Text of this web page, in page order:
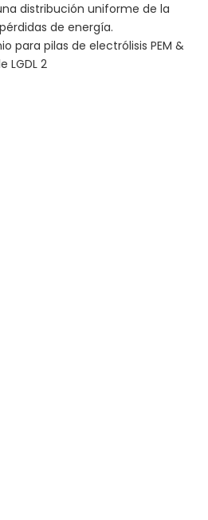
distribución uniforme de la
de energía.